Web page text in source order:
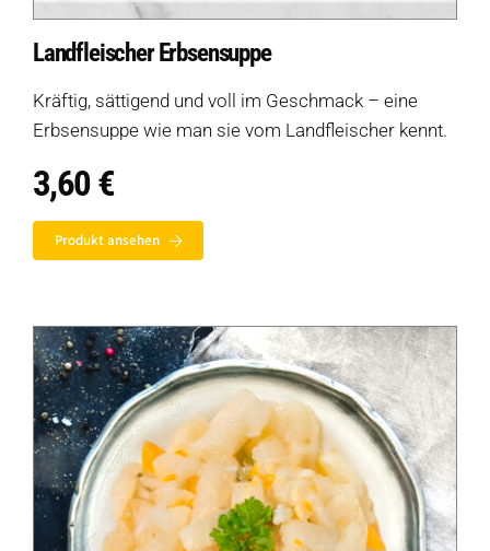
Landfleischer Erbsensuppe
Kräftig, sättigend und voll im Geschmack – eine
Erbsensuppe wie man sie vom Landfleischer kennt.
3,60€
Produkt ansehen